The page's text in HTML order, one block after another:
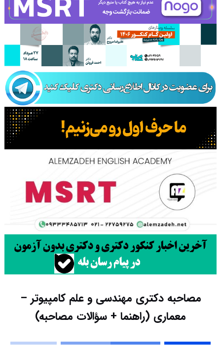
مصاحبه دکتری مهندسی و علم کامپیوتر –
معماری (راهنما + سؤالات مصاحبه)